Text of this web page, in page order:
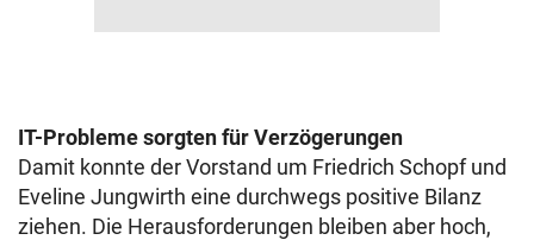
IT-Probleme sorgten für Verzögerungen
Damit konnte der Vorstand um Friedrich Schopf und
Eveline Jungwirth eine durchwegs positive Bilanz
ziehen. Die Herausforderungen bleiben aber hoch,